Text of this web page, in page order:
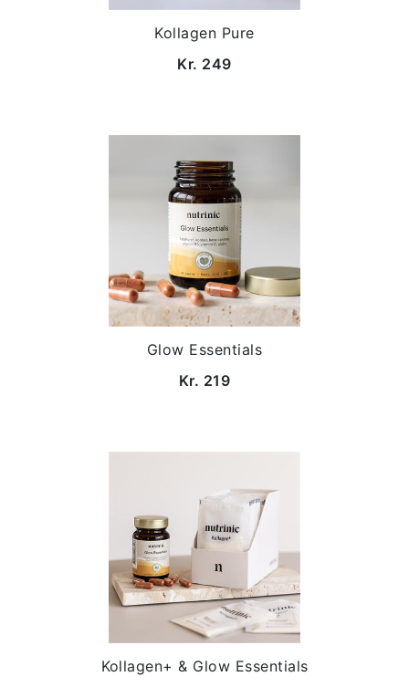
Kollagen Pure
Kr. 249
Glow Essentials
Kr. 219
Kollagen+ & Glow Essentials